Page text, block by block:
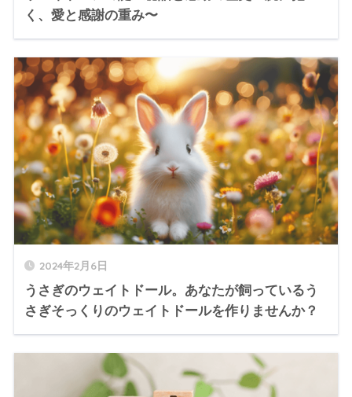
く、愛と感謝の重み〜
2024年2月6日
うさぎのウェイトドール。あなたが飼っているう
さぎそっくりのウェイトドールを作りませんか？